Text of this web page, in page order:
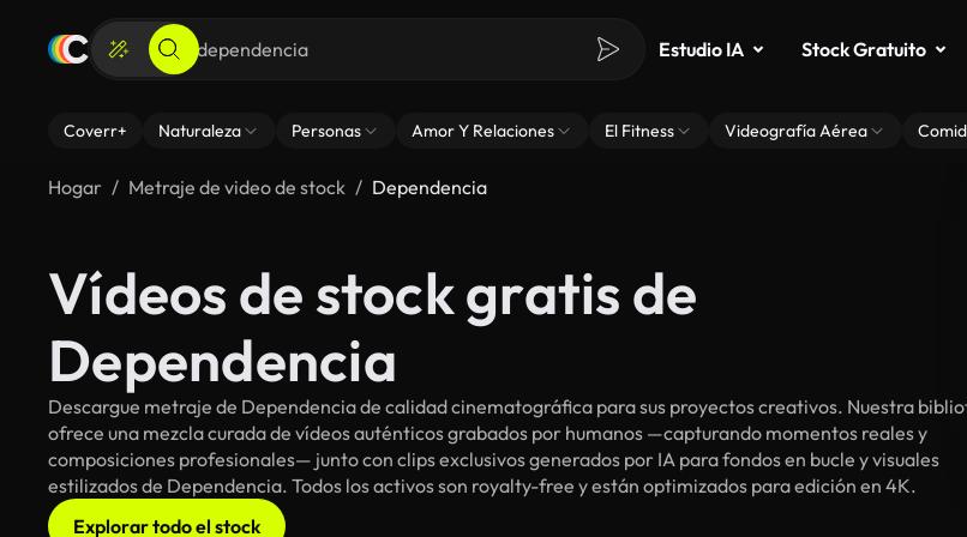
Estudio IA Stock Gratuito
Coverr+ Naturaleza Personas Amor Y Relaciones El Fitness Videografía Aérea
Hogar Metraje de video de stock Dependencia
Vídeos de stock gratis de
Dependencia
Descargue metraje de Dependencia de calidad cinematográfica para sus proyectos creativos. Nuestra
ofrece una mezcla curada de vídeos auténticos grabados por humanos —capturando momentos reales y
composiciones profesionales— junto con clips exclusivos generados por IA para fondos en bucle y visuales
estilizados de Dependencia. Todos los activos son royalty-free y están optimizados para edición en 4K.
Explorar todo el stock